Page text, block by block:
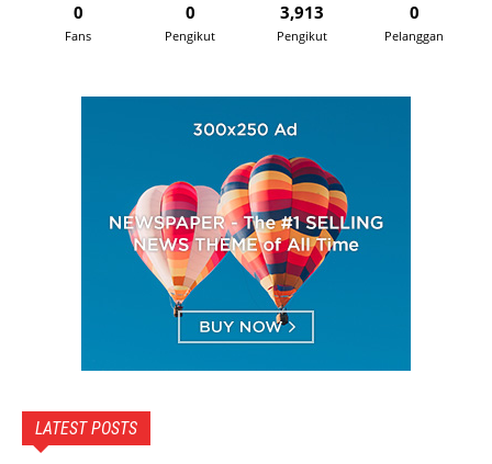
0
Fans
0
Pengikut
3,913
Pengikut
0
Pelanggan
LATEST POSTS